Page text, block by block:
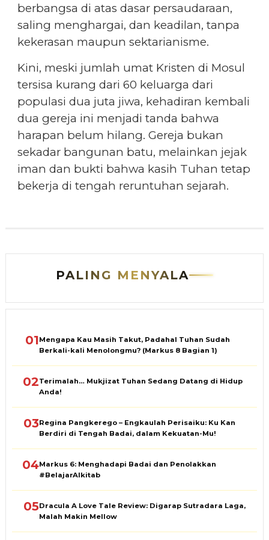
berbangsa di atas dasar persaudaraan,
saling menghargai, dan keadilan, tanpa
kekerasan maupun sektarianisme.
Kini, meski jumlah umat Kristen di Mosul
tersisa kurang dari 60 keluarga dari
populasi dua juta jiwa, kehadiran kembali
dua gereja ini menjadi tanda bahwa
harapan belum hilang. Gereja bukan
sekadar bangunan batu, melainkan jejak
iman dan bukti bahwa kasih Tuhan tetap
bekerja di tengah reruntuhan sejarah.
PALING MENYALA
01Mengapa Kau Masih Takut, Padahal Tuhan Sudah
Berkali-kali Menolongmu? (Markus 8 Bagian 1)
02Terimalah… Mukjizat Tuhan Sedang Datang di Hidup
Anda!
03Regina Pangkerego – Engkaulah Perisaiku: Ku Kan
Berdiri di Tengah Badai, dalam Kekuatan-Mu!
04Markus 6: Menghadapi Badai dan Penolakkan
#BelajarAlkitab
05Dracula A Love Tale Review: Digarap Sutradara Laga,
Malah Makin Mellow